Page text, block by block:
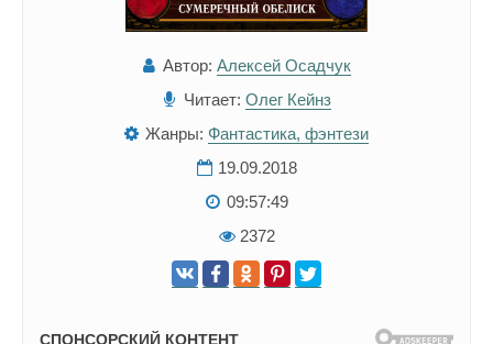
Автор: Алексей Осадчук
Читает: Олег Кейнз
Жанры: Фантастика, фэнтези
19.09.2018
09:57:49
2372